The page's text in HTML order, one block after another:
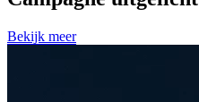
Bekijk meer